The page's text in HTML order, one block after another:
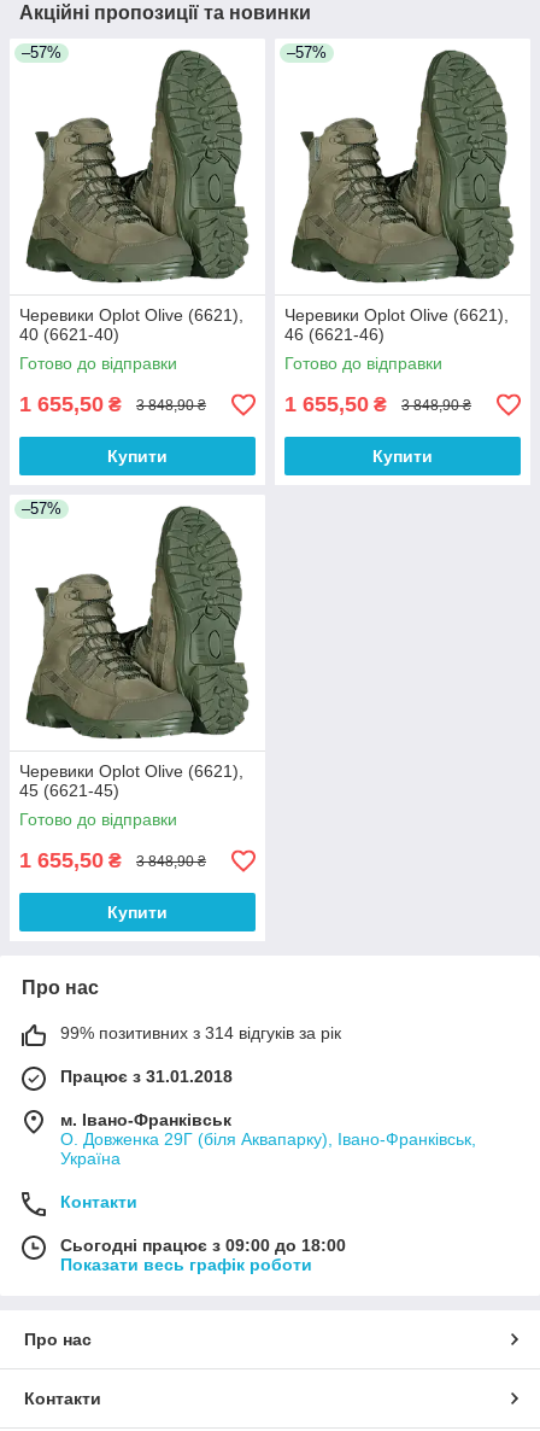
Акційні пропозиції та новинки
–57%
Черевики Oplot Olive (6621),
40 (6621-40)
Готово до відправки
1 655,50 ₴ 3 848,90 ₴
Купити
–57%
Черевики Oplot Olive (6621),
46 (6621-46)
Готово до відправки
1 655,50 ₴ 3 848,90 ₴
Купити
–57%
Черевики Oplot Olive (6621),
45 (6621-45)
Готово до відправки
1 655,50 ₴ 3 848,90 ₴
Купити
Про нас
99% позитивних з 314 відгуків за рік
Працює з 31.01.2018
м. Івано-Франківськ
О. Довженка 29Г (біля Аквапарку), Івано-Франківськ,
Україна
Контакти
Сьогодні працює з 09:00 до 18:00
Показати весь графік роботи
Про нас
Контакти